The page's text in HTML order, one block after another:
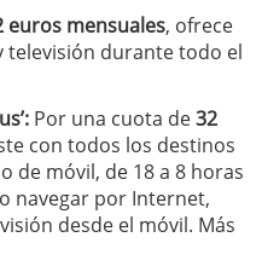
euros mensuales, ofrece
televisión durante todo el
Por una cuota de32
con todos los destinos
de móvil, de 18 a 8 horas
navegar por Internet,
desde el móvil. Más